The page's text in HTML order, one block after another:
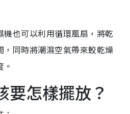
機也可以利用循環風扇，將乾
，同時將潮濕空氣帶來較乾燥
要怎樣擺放？